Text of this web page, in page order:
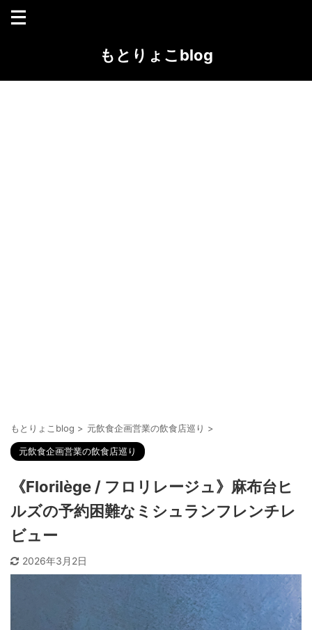
もとりょこblog
もとりょこblog > 元飲食企画営業の飲食店巡り >
元飲食企画営業の飲食店巡り
《Florilège / フロリレージュ》麻布台ヒ
ルズの予約困難なミシュランフレンチレ
ビュー
2026年3月2日